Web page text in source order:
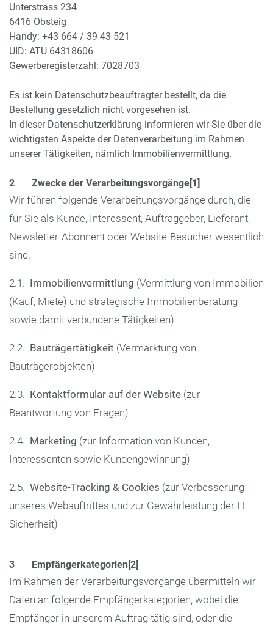
Unterstrass 234
6416 Obsteig
Handy: +43 664 / 39 43 521
UID: ATU 64318606
Gewerberegisterzahl: 7028703
Es ist kein Datenschutzbeauftragter bestellt, da die
Bestellung gesetzlich nicht vorgesehen ist.
In dieser Datenschutzerklärung informieren wir Sie über die
wichtigsten Aspekte der Datenverarbeitung im Rahmen
unserer Tätigkeiten, nämlich Immobilienvermittlung.
2 Zwecke der Verarbeitungsvorgänge[1]
Wir führen folgende Verarbeitungsvorgänge durch, die
für Sie als Kunde, Interessent, Auftraggeber, Lieferant,
Newsletter-Abonnent oder Website-Besucher wesentlich
sind.
2.1. Immobilienvermittlung (Vermittlung von Immobilien
(Kauf, Miete) und strategische Immobilienberatung
sowie damit verbundene Tätigkeiten)
2.2. Bauträgertätigkeit (Vermarktung von
Bauträgerobjekten)
2.3. Kontaktformular auf der Website (zur
Beantwortung von Fragen)
2.4. Marketing (zur Information von Kunden,
Interessenten sowie Kundengewinnung)
2.5. Website-Tracking & Cookies (zur Verbesserung
unseres Webauftrittes und zur Gewährleistung der IT-
Sicherheit)
3 Empfängerkategorien[2]
Im Rahmen der Verarbeitungsvorgänge übermitteln wir
Daten an folgende Empfänger­kategorien, wobei die
Empfänger in unserem Auftrag tätig sind, oder die